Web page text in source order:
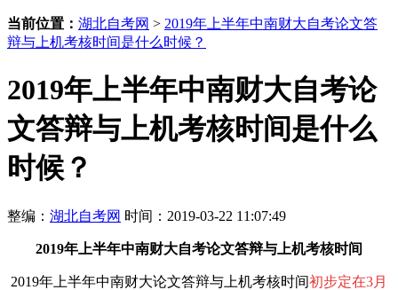
当前位置： 湖北自考网 > 2019年上半年中南财大自考论文答
辩与上机考核时间是什么时候？
2019年上半年中南财大自考论
文答辩与上机考核时间是什么
时候？
整编： 湖北自考网 时间：2019-03-22 11:07:49
2019年上半年中南财大自考论文答辩与上机考核时间
2019年上半年中南财大论文答辩与上机考核时间初步定在3月